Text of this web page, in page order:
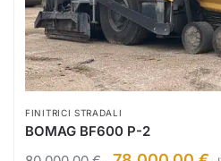
FINITRICI STRADALI
BOMAG BF600 P-2